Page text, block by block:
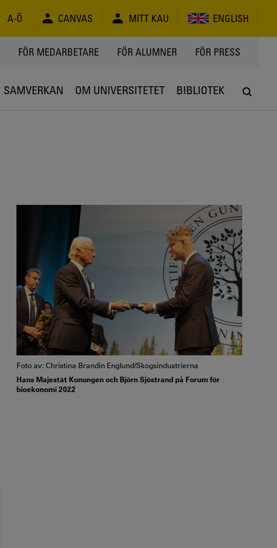
A-Ö CANVAS MITT KAU ENGLISH
FÖR MEDARBETARE FÖR ALUMNER FÖR PRESS
SAMVERKAN OM UNIVERSITETET BIBLIOTEK
Foto av: Christina Brandin Englund/Skogsindustrierna
Hans Majestät Konungen och Björn Sjöstrand på Forum för
bioekonomi 2022